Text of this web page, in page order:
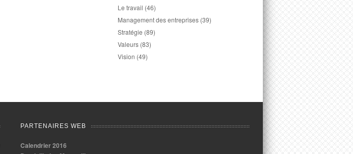
Le travail (46)
Management des entreprises (39)
Stratégie (89)
Valeurs (83)
Vision (49)
PARTENAIRES WEB
Calendrier 2016